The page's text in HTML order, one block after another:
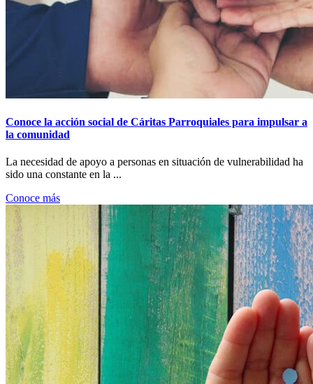
Conoce la acción social de Cáritas Parroquiales para impulsar a
la comunidad
La necesidad de apoyo a personas en situación de vulnerabilidad ha
sido una constante en la ...
Conoce más